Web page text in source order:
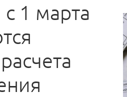
1 марта